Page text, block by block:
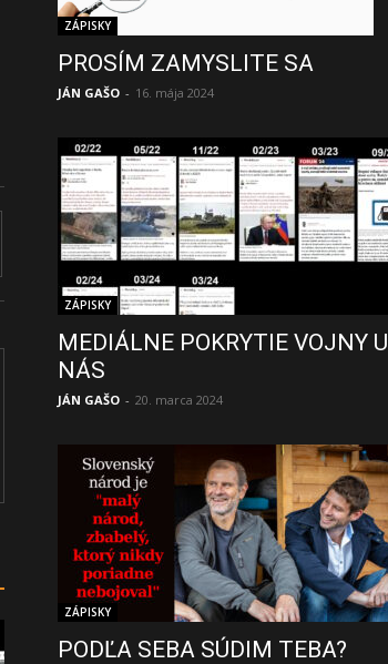
ZÁPISKY
PROSÍM ZAMYSLITE SA
JÁN GAŠO - 16. mája 2024
ZÁPISKY
MEDIÁLNE POKRYTIE VOJNY U
NÁS
JÁN GAŠO - 20. marca 2024
ZÁPISKY
PODĽA SEBA SÚDIM TEBA?